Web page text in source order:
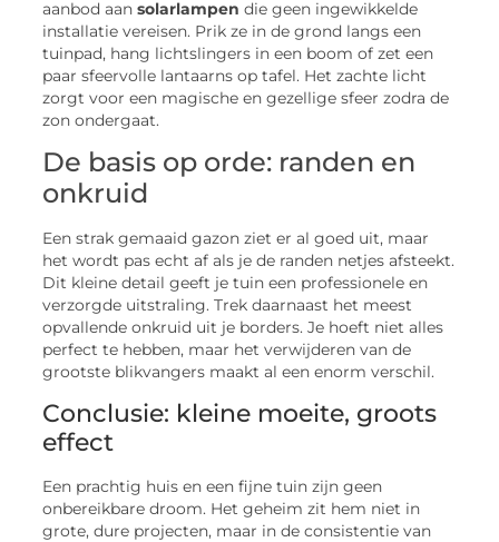
aanbod aansolarlampen die geen ingewikkelde
installatie vereisen. Prik ze in de grond langs een
tuinpad, hang lichtslingers in een boom of zet een
paar sfeervolle lantaarns op tafel. Het zachte licht
zorgt voor een magische en gezellige sfeer zodra de
zon ondergaat.
De basis op orde: randen en
onkruid
Een strak gemaaid gazon ziet er al goed uit, maar
het wordt pas echt af als je de randen netjes afsteekt.
Dit kleine detail geeft je tuin een professionele en
verzorgde uitstraling. Trek daarnaast het meest
opvallende onkruid uit je borders. Je hoeft niet alles
perfect te hebben, maar het verwijderen van de
grootste blikvangers maakt al een enorm verschil.
Conclusie: kleine moeite, groots
effect
Een prachtig huis en een fijne tuin zijn geen
onbereikbare droom. Het geheim zit hem niet in
grote, dure projecten, maar in de consistentie van